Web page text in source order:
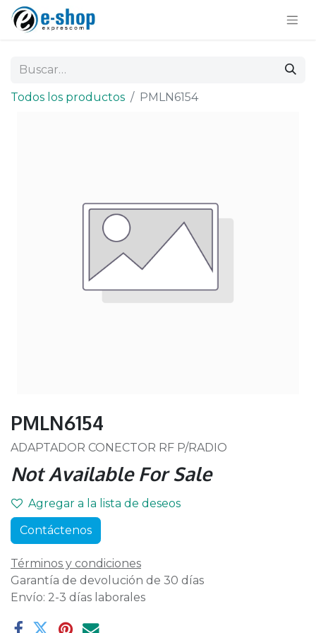
Todos los productos PMLN6154
PMLN6154
ADAPTADOR CONECTOR RF P/RADIO
Not Available For Sale
Agregar a la lista de deseos
Contáctenos
Términos y condiciones
Garantía de devolución de 30 días
Envío: 2-3 días laborales